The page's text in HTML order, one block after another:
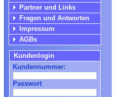
Partner und Links
Fragen und Antworten
Impressum
AGBs
Kundenlogin
Kundennummer:
Passwort